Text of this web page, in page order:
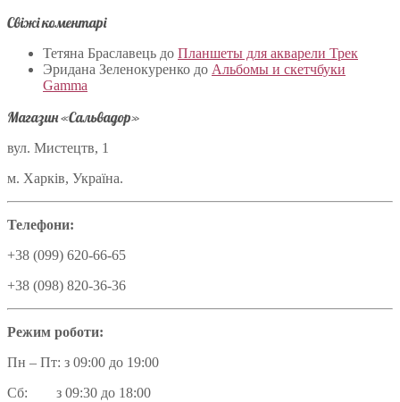
Свіжі коментарі
Тетяна Браславець до Планшеты для акварели Трек
Эридана Зеленокуренко до Альбомы и скетчбуки
Gamma
Магазин «Сальвадор»
вул. Мистецтв, 1
м. Харків, Україна.
Телефони:
+38 (099) 620-66-65
+38 (098) 820-36-36
Режим роботи:
Пн – Пт: з 09:00 до 19:00
Сб: з 09:30 до 18:00